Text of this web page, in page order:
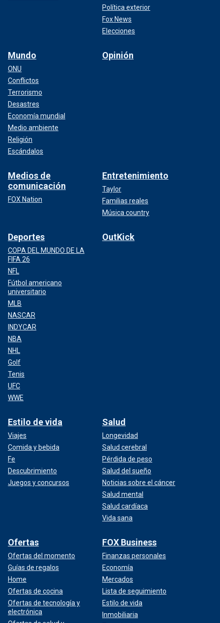
Política exterior
Fox News
Elecciones
Mundo
ONU
Conflictos
Terrorismo
Desastres
Economía mundial
Medio ambiente
Religión
Escándalos
Opinión
Medios de
comunicación
FOX Nation
Entretenimiento
Taylor
Familias reales
Música country
Deportes
COPA DEL MUNDO DE LA
FIFA 26
NFL
Fútbol americano
universitario
MLB
NASCAR
INDYCAR
NBA
NHL
Golf
Tenis
UFC
WWE
OutKick
Estilo de vida
Viajes
Comida y bebida
Fe
Descubrimiento
Juegos y concursos
Salud
Longevidad
Salud cerebral
Pérdida de peso
Salud del sueño
Noticias sobre el cáncer
Salud mental
Salud cardíaca
Vida sana
Ofertas
Ofertas del momento
Guías de regalos
Home
Ofertas de cocina
Ofertas de tecnología y
electrónica
FOX Business
Finanzas personales
Economía
Mercados
Lista de seguimiento
Estilo de vida
Inmobiliaria